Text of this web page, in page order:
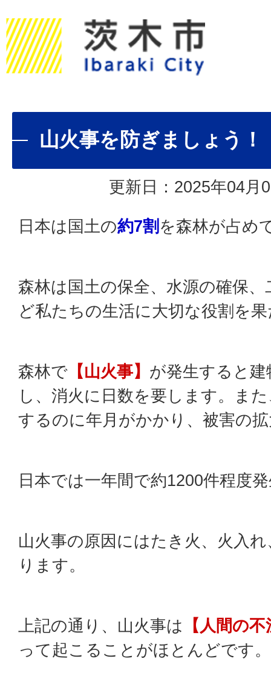
山火事を防ぎましょう！
更新日：2025年04月
日本は国土の約7割 を森林が占め
森林は国土の保全、水源の確保
ど私たちの生活に大切な役割を
森林で 【山火事】 が発生すると
し、消火に日数を要します。ま
するのに年月がかかり、被害の
日本では一年間で約1200件程度
山火事の原因にはたき火、火入
ります。
上記の通り、山火事は 【人間の
って起こることがほとんどです。